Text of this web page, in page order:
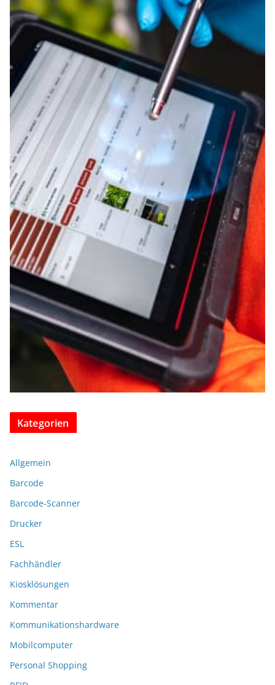
Kategorien
Allgemein
Barcode
Barcode-Scanner
Drucker
ESL
Fachhändler
Kiosklösungen
Kommentar
Kommunikationshardware
Mobilcomputer
Personal Shopping